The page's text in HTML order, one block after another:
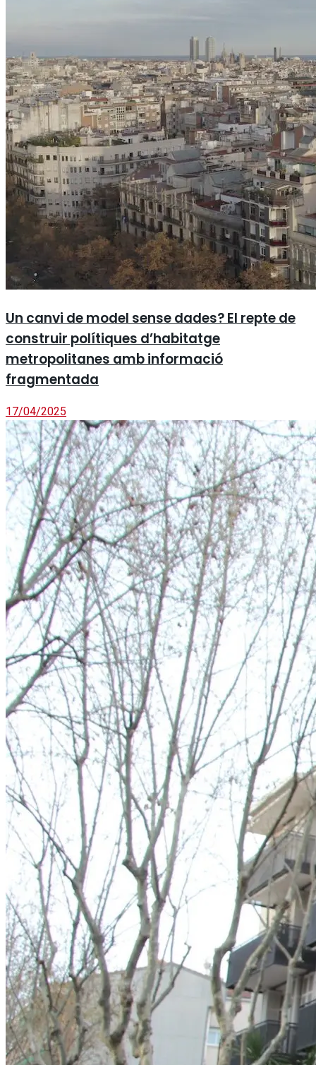
Un canvi de model sense dades? El repte de
construir polítiques d’habitatge
metropolitanes amb informació
fragmentada
17/04/2025